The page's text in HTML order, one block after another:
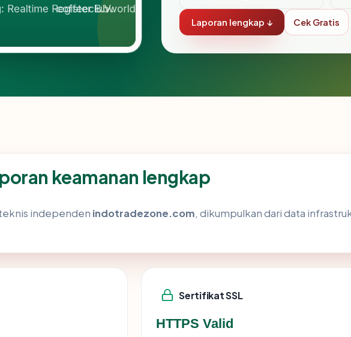
Laporan lengkap ↓ Cek Gratis
keamanan lengkap
teknis independen indotradezone.com, dikumpulkan dari data
Sertifikat SSL
HTTPS Valid